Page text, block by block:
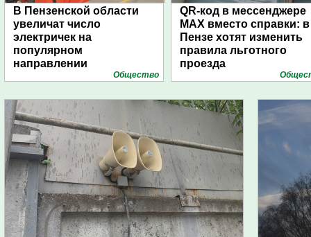
В Пензенской области
увеличат число
электричек на
популярном
направлении
Общество
QR-код в мессенджере
МАХ вместо справки: в
Пензе хотят изменить
правила льготного
проезда